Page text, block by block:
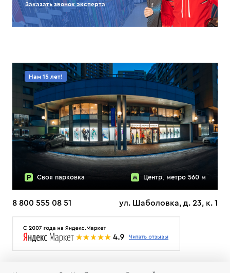
Заказать звонок эксперта
Нам 15 лет!
Своя парковка Центр, метро 560 м
8 800 555 08 51 ул. Шаболовка, д. 23, к. 1